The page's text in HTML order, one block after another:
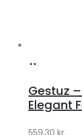
Lykke
by
Gestuz
Elegant
559,30 kr.